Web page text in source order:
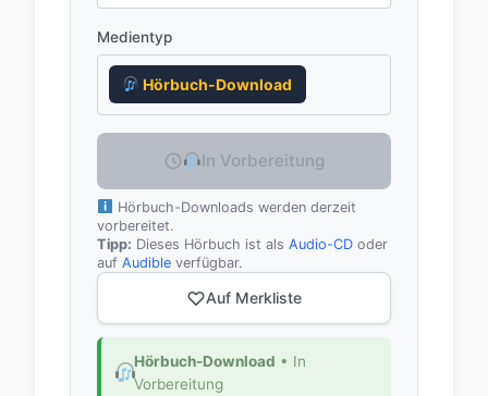
Medientyp
Hörbuch-Download
In Vorbereitung
Hörbuch-Downloads werden derzeit
vorbereitet.
Tipp: Dieses Hörbuch ist als Audio-CD oder
auf Audible verfügbar.
Auf Merkliste
Hörbuch-Download • In
Vorbereitung